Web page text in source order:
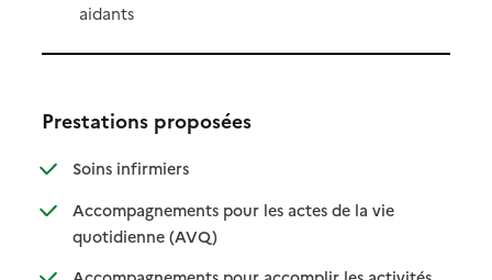
aidants
Prestations proposées
Soins infirmiers: disponible
: non disponible
Accompagnements pour les actes de la vie
quotidienne (AVQ): disponible
: non disponible